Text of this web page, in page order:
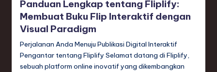
Panduan Lengkap tentang Fliplify:
Membuat Buku Flip Interaktif dengan
Visual Paradigm
Perjalanan Anda Menuju Publikasi Digital Interaktif
Pengantar tentang Fliplify Selamat datang di Fliplify,
sebuah platform online inovatif yang dikembangkan